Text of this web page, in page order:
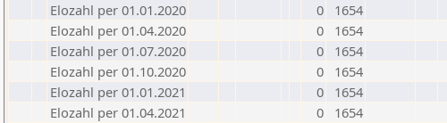
Elozahl per 01.01.2020
0
1654
Elozahl per 01.04.2020
0
1654
Elozahl per 01.07.2020
0
1654
Elozahl per 01.10.2020
0
1654
Elozahl per 01.01.2021
0
1654
Elozahl per 01.04.2021
0
1654